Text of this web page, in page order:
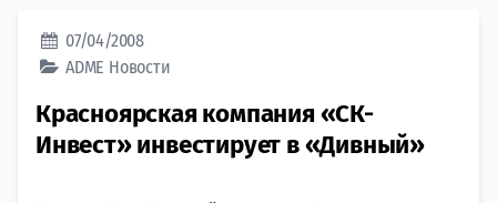
07/04/2008
ADME Новости
Красноярская компания «СК-
Инвест» инвестирует в «Дивный»